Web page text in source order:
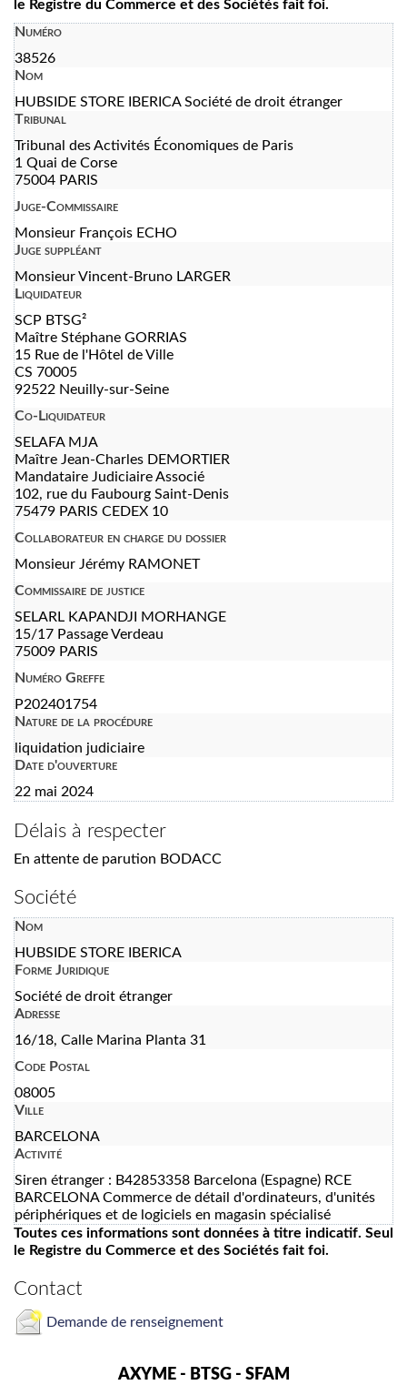
le Registre du Commerce et des Sociétés fait foi.
Numéro
38526
Nom
HUBSIDE STORE IBERICA Société de droit étranger
Tribunal
Tribunal des Activités Économiques de Paris
1 Quai de Corse
75004 PARIS
Juge-Commissaire
Monsieur François ECHO
Juge suppléant
Monsieur Vincent-Bruno LARGER
Liquidateur
SCP BTSG²
Maître Stéphane GORRIAS
15 Rue de l'Hôtel de Ville
CS 70005
92522 Neuilly-sur-Seine
Co-Liquidateur
SELAFA MJA
Maître Jean-Charles DEMORTIER
Mandataire Judiciaire Associé
102, rue du Faubourg Saint-Denis
75479 PARIS CEDEX 10
Collaborateur en charge du dossier
Monsieur Jérémy RAMONET
Commissaire de justice
SELARL KAPANDJI MORHANGE
15/17 Passage Verdeau
75009 PARIS
Numéro Greffe
P202401754
Nature de la procédure
liquidation judiciaire
Date d'ouverture
22 mai 2024
Délais à respecter
En attente de parution BODACC
Société
Nom
HUBSIDE STORE IBERICA
Forme Juridique
Société de droit étranger
Adresse
16/18, Calle Marina Planta 31
Code Postal
08005
Ville
BARCELONA
Activité
Siren étranger : B42853358 Barcelona (Espagne) RCE
BARCELONA Commerce de détail d'ordinateurs, d'unités
périphériques et de logiciels en magasin spécialisé
Toutes ces informations sont données à titre indicatif. Seul
le Registre du Commerce et des Sociétés fait foi.
Contact
Demande de renseignement
AXYME - BTSG - SFAM